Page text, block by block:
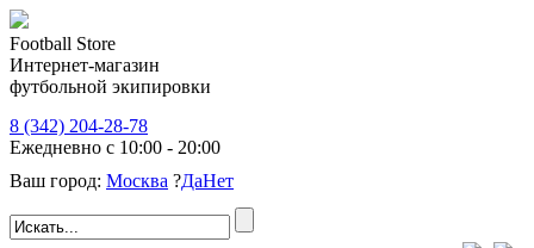
Football Store
Интернет-магазин
футбольной экипировки
8 (342) 204-28-78
Ежедневно с 10:00 - 20:00
Ваш город: Москва ?ДаНет